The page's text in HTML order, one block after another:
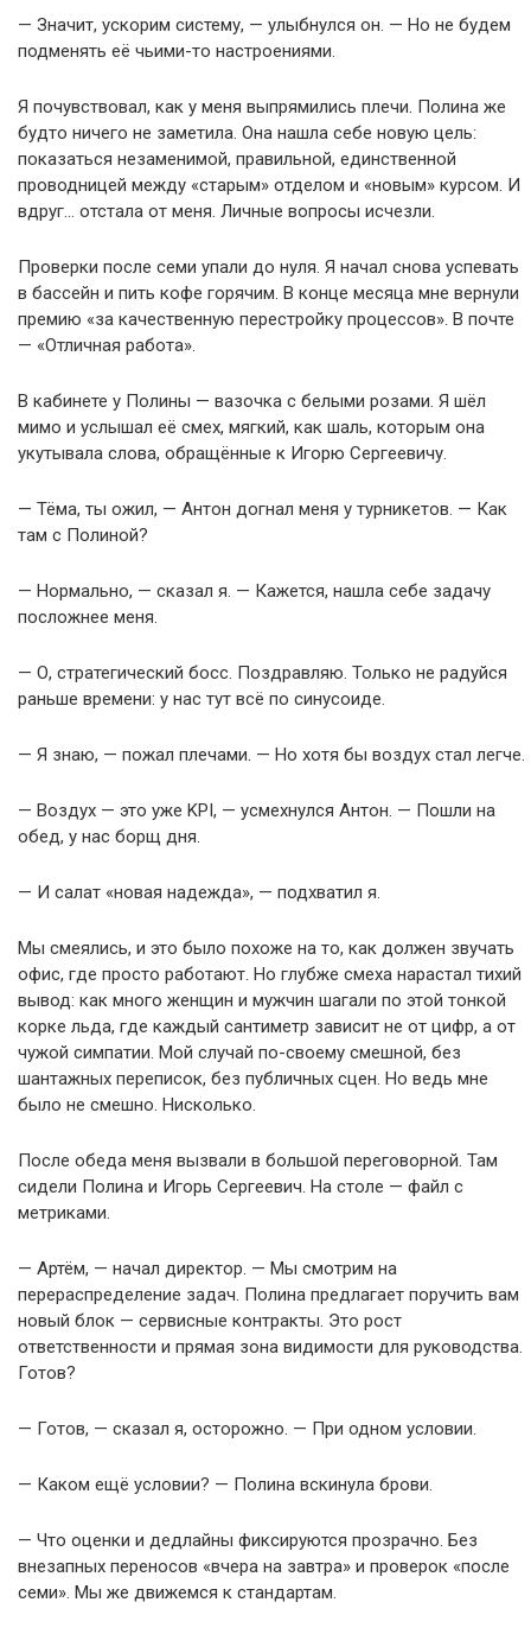
— Значит, ускорим систему, — улыбнулся он. — Но не будем
подменять её чьими-то настроениями.
Я почувствовал, как у меня выпрямились плечи. Полина же
будто ничего не заметила. Она нашла себе новую цель:
показаться незаменимой, правильной, единственной
проводницей между «старым» отделом и «новым» курсом. И
вдруг… отстала от меня. Личные вопросы исчезли.
Проверки после семи упали до нуля. Я начал снова успевать
в бассейн и пить кофе горячим. В конце месяца мне вернули
премию «за качественную перестройку процессов». В почте
— «Отличная работа».
В кабинете у Полины — вазочка с белыми розами. Я шёл
мимо и услышал её смех, мягкий, как шаль, которым она
укутывала слова, обращённые к Игорю Сергеевичу.
— Тёма, ты ожил, — Антон догнал меня у турникетов. — Как
там с Полиной?
— Нормально, — сказал я. — Кажется, нашла себе задачу
посложнее меня.
— О, стратегический босс. Поздравляю. Только не радуйся
раньше времени: у нас тут всё по синусоиде.
— Я знаю, — пожал плечами. — Но хотя бы воздух стал легче.
— Воздух — это уже KPI, — усмехнулся Антон. — Пошли на
обед, у нас борщ дня.
— И салат «новая надежда», — подхватил я.
Мы смеялись, и это было похоже на то, как должен звучать
офис, где просто работают. Но глубже смеха нарастал тихий
вывод: как много женщин и мужчин шагали по этой тонкой
корке льда, где каждый сантиметр зависит не от цифр, а от
чужой симпатии. Мой случай по-своему смешной, без
шантажных переписок, без публичных сцен. Но ведь мне
было не смешно. Нисколько.
После обеда меня вызвали в большой переговорной. Там
сидели Полина и Игорь Сергеевич. На столе — файл с
метриками.
— Артём, — начал директор. — Мы смотрим на
перераспределение задач. Полина предлагает поручить вам
новый блок — сервисные контракты. Это рост
ответственности и прямая зона видимости для руководства.
Готов?
— Готов, — сказал я, осторожно. — При одном условии.
— Каком ещё условии? — Полина вскинула брови.
— Что оценки и дедлайны фиксируются прозрачно. Без
внезапных переносов «вчера на завтра» и проверок «после
семи». Мы же движемся к стандартам.